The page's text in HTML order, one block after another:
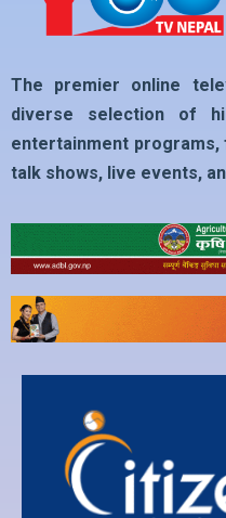
The premier online
diverse selection of
entertainment
talk shows, live events,